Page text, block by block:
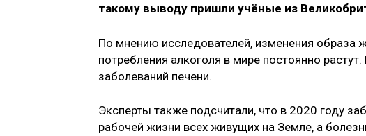
такому выводу пришли учёные из
По мнению исследователей, изменения
потребления алкоголя в мире постоянно
заболеваний печени.
Эксперты также подсчитали, что в 2020 году
рабочей жизни всех живущих на Земле, а